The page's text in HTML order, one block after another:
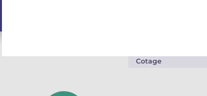
Cotage